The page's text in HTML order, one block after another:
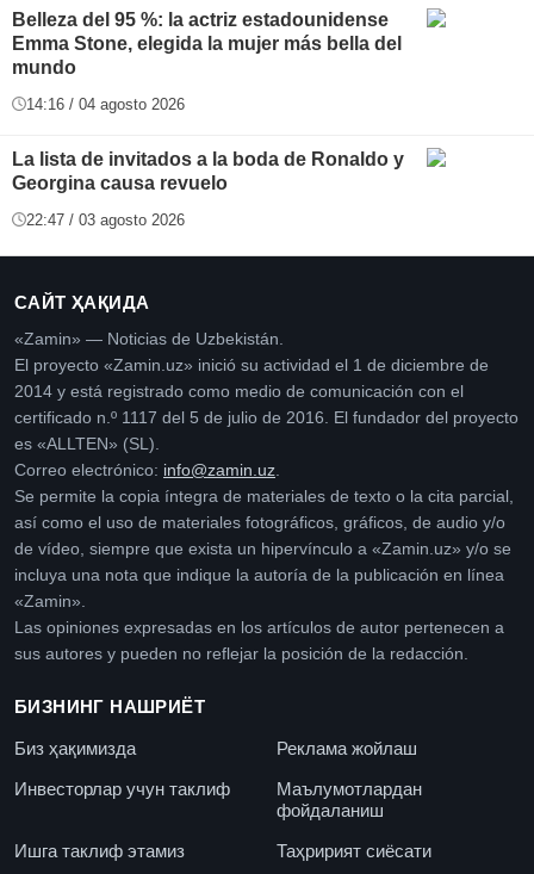
Belleza del 95 %: la actriz estadounidense
Emma Stone, elegida la mujer más bella del
mundo
14:16 / 04 agosto 2026
La lista de invitados a la boda de Ronaldo y
Georgina causa revuelo
22:47 / 03 agosto 2026
САЙТ ҲАҚИДА
«Zamin» — Noticias de Uzbekistán.
El proyecto «Zamin.uz» inició su actividad el 1 de diciembre de
2014 y está registrado como medio de comunicación con el
certificado n.º 1117 del 5 de julio de 2016. El fundador del proyecto
es «ALLTEN» (SL).
Correo electrónico: info@zamin.uz
Se permite la copia íntegra de materiales de texto o la cita parcial,
así como el uso de materiales fotográficos, gráficos, de audio y/o
de vídeo, siempre que exista un hipervínculo a «Zamin.uz» y/o se
incluya una nota que indique la autoría de la publicación en línea
«Zamin».
Las opiniones expresadas en los artículos de autor pertenecen a
sus autores y pueden no reflejar la posición de la redacción.
БИЗНИНГ НАШРИЁТ
Биз ҳақимизда
Реклама жойлаш
Инвесторлар учун таклиф
Маълумотлардан
фойдаланиш
Ишга таклиф этамиз
Таҳририят сиёсати